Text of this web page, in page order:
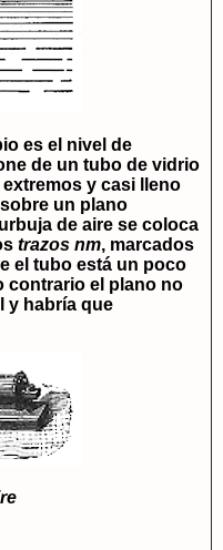
es el nivel de
de un tubo de vidrio
y casi lleno
un plano
de aire se coloca
trazos nm, marcados
el tubo está un poco
contrario el plano no
y habría que